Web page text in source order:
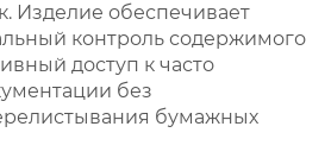
Изделие обеспечивает
контроль содержимого
доступ к часто
без
бумажных